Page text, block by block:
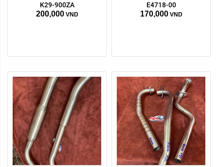
K29-900ZA
200,000 VND
E4718-00
170,000 VND